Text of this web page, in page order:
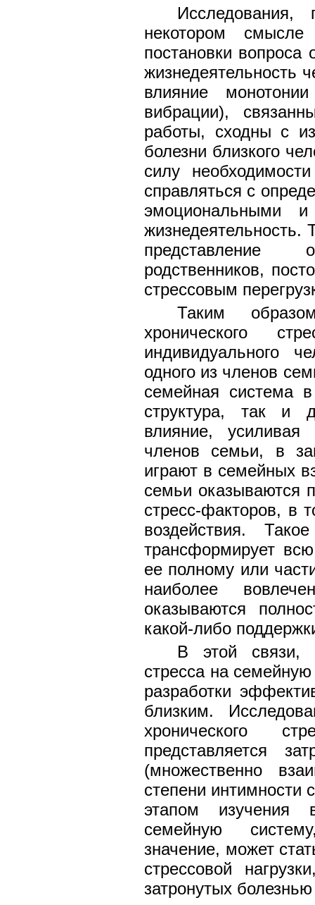
некотором
постановки вопроса
жизнедеятельность
влияние
вибрации),
работы, сходны с
болезни близкого
силу
справляться с
эмоциональными
жизнедеятельность.
представление
родственников,
стрессовым
Таким
хронического
индивидуального
одного из членов
семейная система
структура, так и
влияние,
членов семьи, в
играют в семейных
семьи оказываются
стресс-факторов, в
воздействия.
трансформирует
ее полному или
наиболее
оказываются
какой-либо
В этой связи,
стресса на
разработки
близким.
хронического
представляется
(множественно
степени
этапом изучения
семейную
значение, может
стрессовой
затронутых